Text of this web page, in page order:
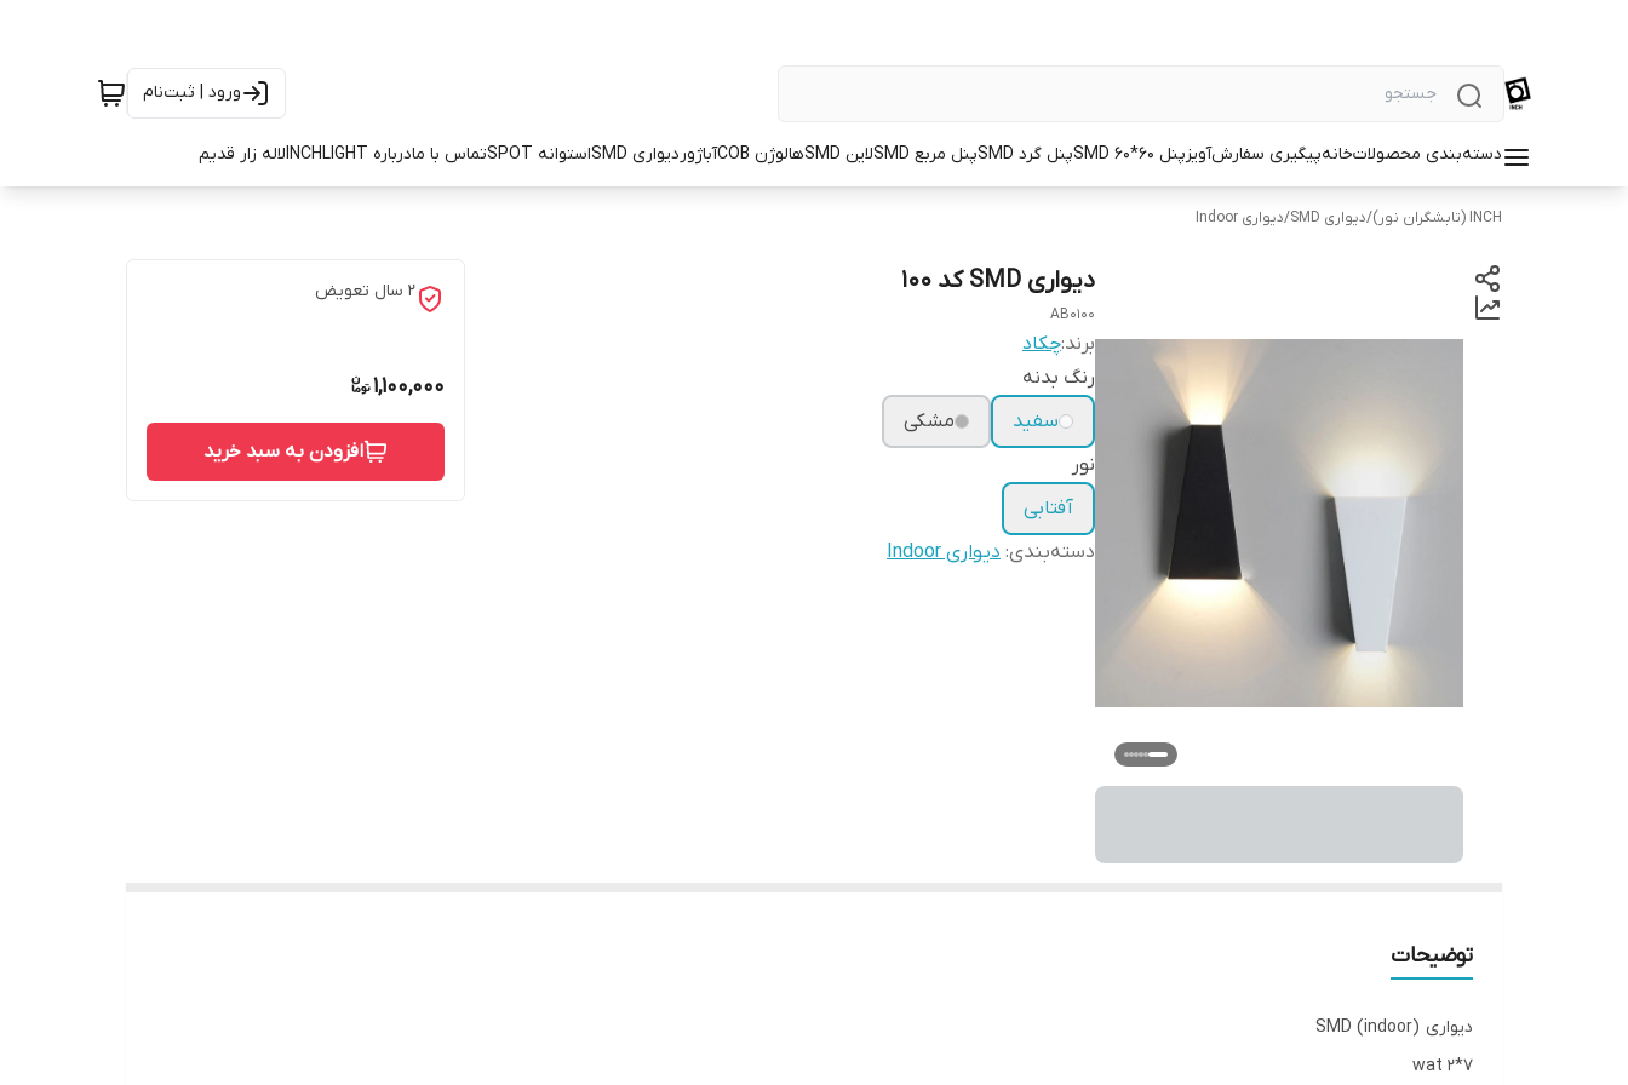
ورود | ثبت‌نام
دسته‌بندی محصولاتخانهپیگیری سفارشآویزپنل SMD 60*60 پنل گرد SMD پنل مربع SMD لاین SMD هالوژن COB آباژوردیواری SMD استوانه SPOT تماس با مادرباره INCHLIGHT لاله زار قدیم
INCH (تابشگران نور) /دیواری SMD /دیواری Indoor
دیواری SMD کد 100
AB0100
برند:چکاد
رنگ بدنه
سفید
مشکی
نور
آفتابی
دسته‌بندی: دیواری Indoor
۲ سال تعویض
1,100,000
افزودن به سبد خرید
توضیحات
دیواری (indoor) SMD
wat 2*7